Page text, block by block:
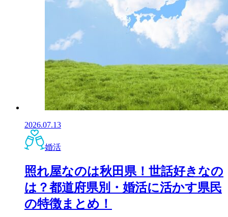
2026.07.13
婚活
照れ屋なのは秋田県！世話好きなの
は？都道府県別・婚活に活かす県民
の特徴まとめ！